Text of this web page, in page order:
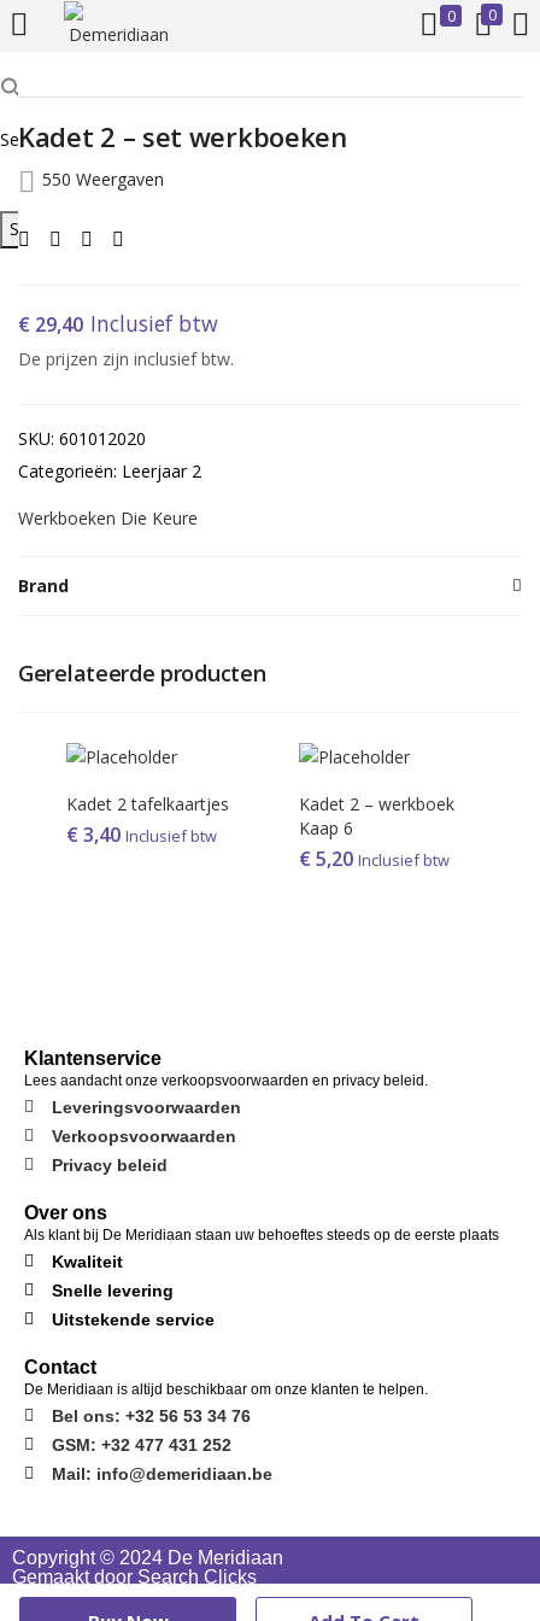
Search for:
Search Button
0 0
INLOGGEN REGISTREREN
Voer uw gebruikersnaam en wachtwoord in om in te loggen.
Onthoud mij
Kadet 2 – set werkboeken
550 Weergaven
€ 29,40 Inclusief btw
De prijzen zijn inclusief btw.
SKU: 601012020
Categorieën: Leerjaar 2
Werkboeken Die Keure
Brand
Gerelateerde producten
Kadet 2 tafelkaartjes
€ 3,40 Inclusief btw
Kadet 2 – werkboek
Kaap 6
€ 5,20 Inclusief btw
Klantenservice
Lees aandacht onze verkoopsvoorwaarden en privacy beleid.
Leveringsvoorwaarden
Verkoopsvoorwaarden
Privacy beleid
Over ons
Als klant bij De Meridiaan staan uw behoeftes steeds op de eerste plaats
Kwaliteit
Snelle levering
Uitstekende service
Contact
De Meridiaan is altijd beschikbaar om onze klanten te helpen.
Bel ons: +32 56 53 34 76
GSM: +32 477 431 252
Mail: info@demeridiaan.be
Copyright © 2024 De Meridiaan
Gemaakt door Search Clicks